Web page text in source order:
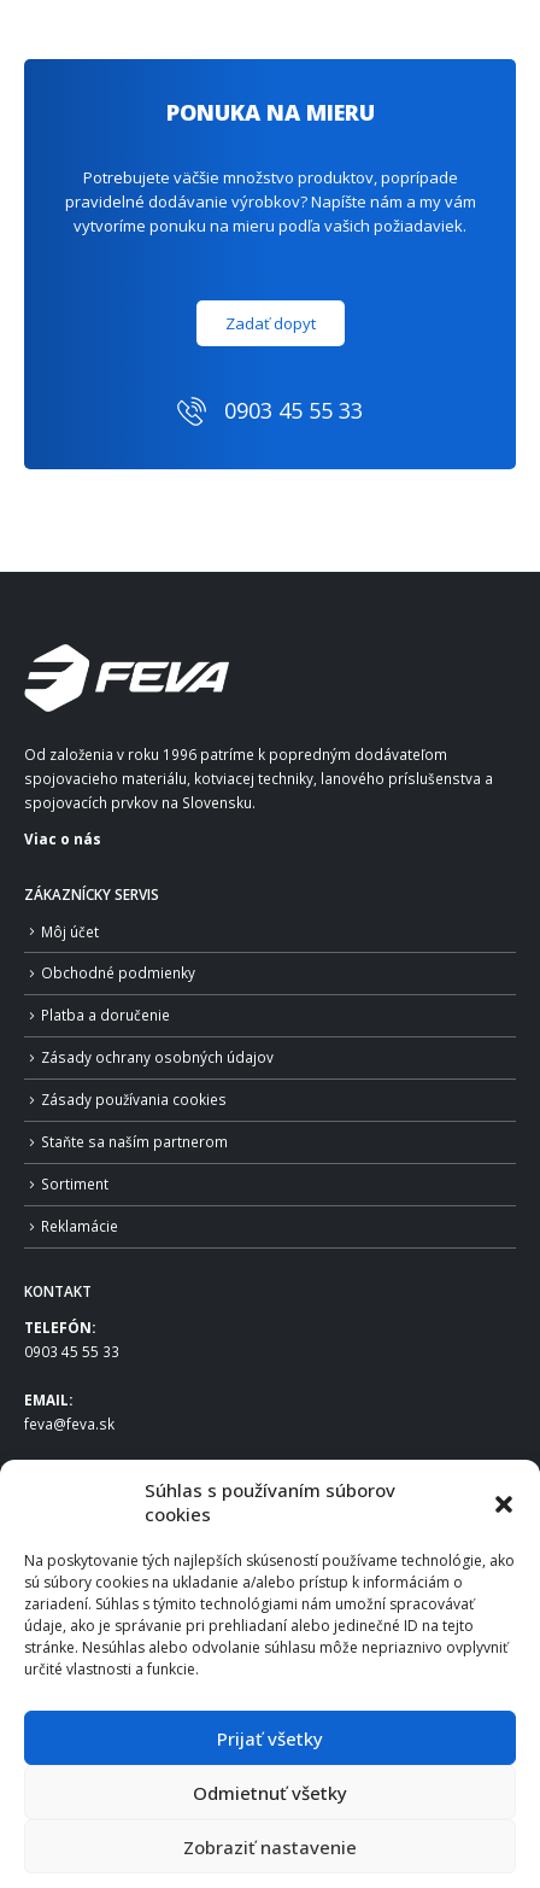
Súhlas s používaním súborov
cookies
Na poskytovanie tých najlepších skúseností používame technológie, ako
sú súbory cookies na ukladanie a/alebo prístup k informáciám o
zariadení. Súhlas s týmito technológiami nám umožní spracovávať
údaje, ako je správanie pri prehliadaní alebo jedinečné ID na tejto
stránke. Nesúhlas alebo odvolanie súhlasu môže nepriaznivo ovplyvniť
určité vlastnosti a funkcie.
Prijať všetky
Odmietnuť všetky
Zobraziť nastavenie
PONUKA NA MIERU
Potrebujete väčšie množstvo produktov, poprípade
pravidelné dodávanie výrobkov? Napíšte nám a my vám
vytvoríme ponuku na mieru podľa vašich požiadaviek.
Zadať dopyt
0903 45 55 33
Od založenia v roku 1996 patríme k popredným dodávateľom
spojovacieho materiálu, kotviacej techniky, lanového príslušenstva a
spojovacích prvkov na Slovensku.
Viac o nás
ZÁKAZNÍCKY SERVIS
Môj účet
Obchodné podmienky
Platba a doručenie
Zásady ochrany osobných údajov
Zásady používania cookies
Staňte sa naším partnerom
Sortiment
Reklamácie
KONTAKT
TELEFÓN:
0903 45 55 33
EMAIL:
feva@feva.sk
FEVA Slovakia SK s.r.o.
831 04 Bratislava
IČO: 50922688
DIČ: 2120539388
IČ DPH: SK2120539388
Po – Pia: 8:00 – 16:30